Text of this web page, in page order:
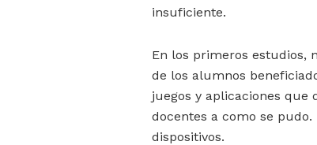
insuficiente.
En los primeros estudios,
de los alumnos
juegos y aplicaciones que
docentes a como se
dispositivos.